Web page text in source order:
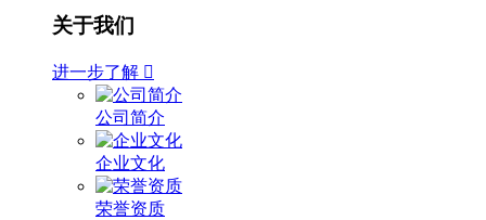
关于我们
进一步了解 
公司简介
企业文化
荣誉资质